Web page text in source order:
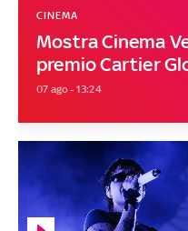
Mostra Cinema
premio Cartier
CINEMA
07 ago - 13:24